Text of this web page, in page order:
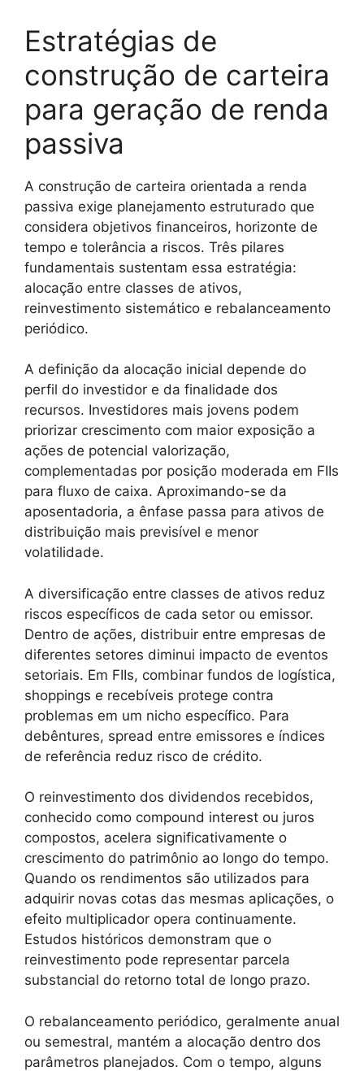
Estratégias de
construção de carteira
para geração de renda
passiva
A construção de carteira orientada a renda
passiva exige planejamento estruturado que
considera objetivos financeiros, horizonte de
tempo e tolerância a riscos. Três pilares
fundamentais sustentam essa estratégia:
alocação entre classes de ativos,
reinvestimento sistemático e rebalanceamento
periódico.
A definição da alocação inicial depende do
perfil do investidor e da finalidade dos
recursos. Investidores mais jovens podem
priorizar crescimento com maior exposição a
ações de potencial valorização,
complementadas por posição moderada em FIIs
para fluxo de caixa. Aproximando-se da
aposentadoria, a ênfase passa para ativos de
distribuição mais previsível e menor
volatilidade.
A diversificação entre classes de ativos reduz
riscos específicos de cada setor ou emissor.
Dentro de ações, distribuir entre empresas de
diferentes setores diminui impacto de eventos
setoriais. Em FIIs, combinar fundos de logística,
shoppings e recebíveis protege contra
problemas em um nicho específico. Para
debêntures, spread entre emissores e índices
de referência reduz risco de crédito.
O reinvestimento dos dividendos recebidos,
conhecido como compound interest ou juros
compostos, acelera significativamente o
crescimento do patrimônio ao longo do tempo.
Quando os rendimentos são utilizados para
adquirir novas cotas das mesmas aplicações, o
efeito multiplicador opera continuamente.
Estudos históricos demonstram que o
reinvestimento pode representar parcela
substancial do retorno total de longo prazo.
O rebalanceamento periódico, geralmente anual
ou semestral, mantém a alocação dentro dos
parâmetros planejados. Com o tempo, alguns